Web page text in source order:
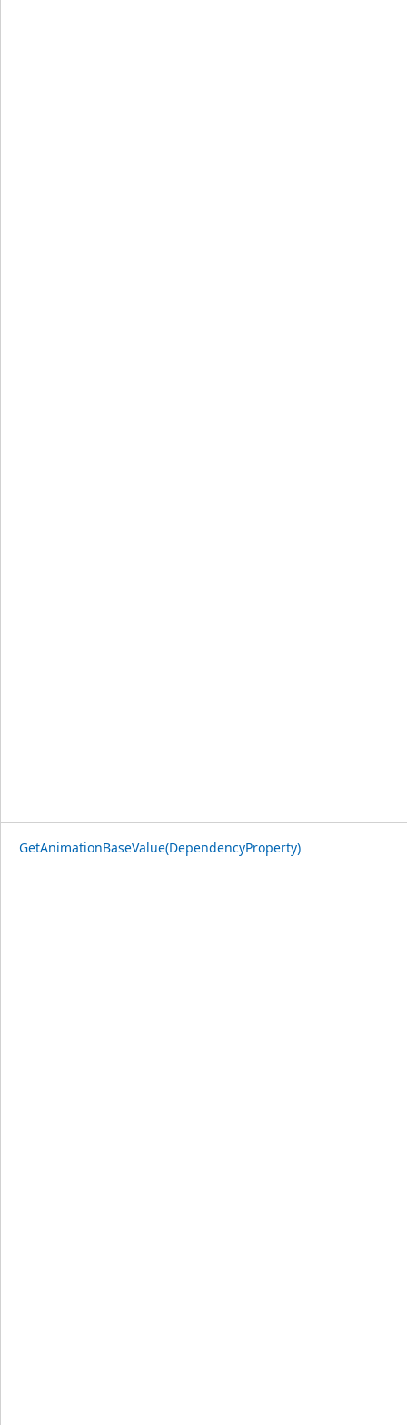
GetAnimationBaseValue(DependencyProperty)